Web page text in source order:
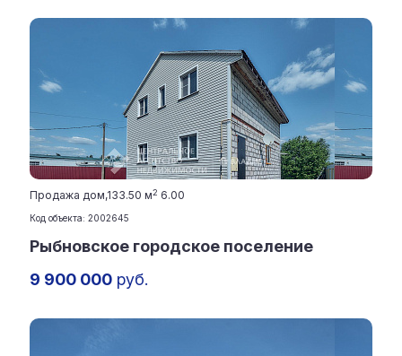
Продажа дом,133.50 м2 6.00
Код объекта: 2002645
Рыбновское городское поселение
9 900 000 руб.